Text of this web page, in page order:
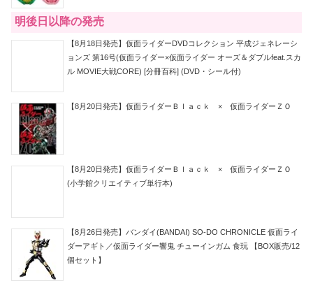
明後日以降の発売
【8月18日発売】仮面ライダーDVDコレクション 平成ジェネレーシ
ョンズ 第16号(仮面ライダー×仮面ライダー オーズ＆ダブルfeat.スカ
ル MOVIE大戦CORE) [分冊百科] (DVD・シール付)
【8月20日発売】仮面ライダーＢｌａｃｋ × 仮面ライダーＺＯ
【8月20日発売】仮面ライダーＢｌａｃｋ × 仮面ライダーＺＯ
(小学館クリエイティブ単行本)
【8月26日発売】バンダイ(BANDAI) SO-DO CHRONICLE 仮面ライ
ダーアギト／仮面ライダー響鬼 チューインガム 食玩 【BOX販売/12
個セット】